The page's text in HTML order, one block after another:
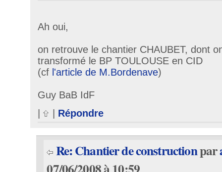
Ah oui,
on retrouve le chantier CHAUBET, dont
transformé le BP TOULOUSE en CID
(cf l'article de M.Bordenave)
Guy BaB IdF
Répondre
Re: Chantier de constructionpar